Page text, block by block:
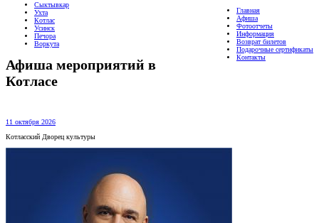
Главная
Афиша
Фотоотчеты
Информация
Возврат билетов
Подарочные сертификаты
Контакты
Сыктывкар
Ухта
Котлас
Усинск
Печора
Воркута
Афиша мероприятий в
Котласе
11 октября 2026
Котласский Дворец культуры